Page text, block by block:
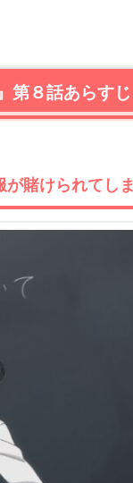
第８話あらす
賭けられてし